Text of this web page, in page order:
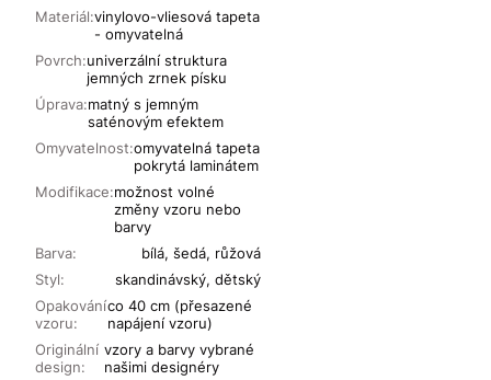
Materiál:vinylovo-vliesová tapeta
- omyvatelná
Povrch:univerzální struktura
jemných zrnek písku
Úprava:matný s jemným
saténovým efektem
Omyvatelnost:omyvatelná tapeta
pokrytá laminátem
Modifikace:možnost volné
změny vzoru nebo
barvy
Barva:
bílá, šedá, růžová
Opakování
vzoru:
co 40 cm (přesazené
napájení vzoru)
Originální
design:
vzory a barvy vybrané
našimi designéry
Styl: skandinávský, dětský